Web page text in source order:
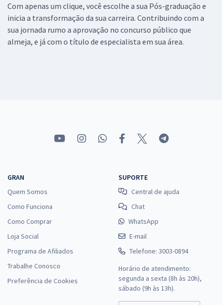
Com apenas um clique, você escolhe a sua Pós-graduação e
inicia a transformação da sua carreira. Contribuindo com a
sua jornada rumo a aprovação no concurso público que
almeja, e já com o título de especialista em sua área.
GRAN
Quem Somos
Como Funciona
Como Comprar
Loja Social
Programa de Afiliados
Trabalhe Conosco
Preferência de Cookies
SUPORTE
Central de ajuda
Chat
WhatsApp
E-mail
Telefone: 3003-0894
Horário de atendimento:
segunda a sexta (8h às 20h),
sábado (9h às 13h).